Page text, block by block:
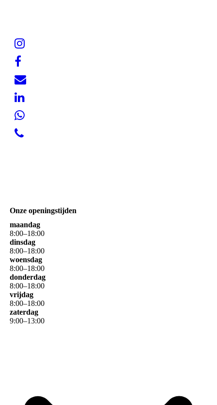
Onze openingstijden
maandag
8:00–18:00
dinsdag
8:00–18:00
woensdag
8:00–18:00
donderdag
8:00–18:00
vrijdag
8:00–18:00
zaterdag
9:00–13:00